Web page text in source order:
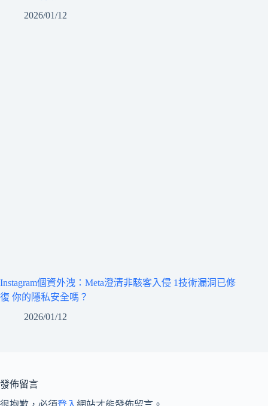
2026/01/12
Instagram個資外洩：Meta澄清非駭客入侵 1技術漏洞已修
復 你的隱私安全嗎？
2026/01/12
發佈留言